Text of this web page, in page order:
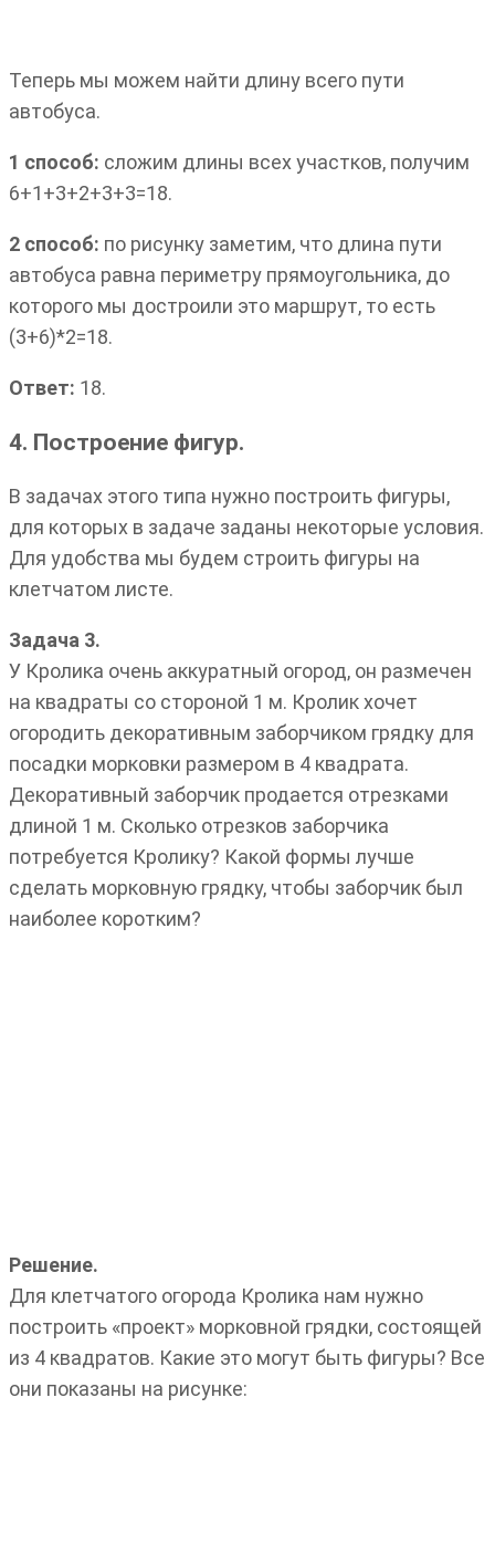
Теперь мы можем найти длину всего пути
автобуса.
1 способ: сложим длины всех участков, получим
6+1+3+2+3+3=18.
2 способ: по рисунку заметим, что длина пути
автобуса равна периметру прямоугольника, до
которого мы достроили это маршрут, то есть
(3+6)*2=18.
Ответ: 18.
4. Построение фигур.
В задачах этого типа нужно построить фигуры,
для которых в задаче заданы некоторые условия.
Для удобства мы будем строить фигуры на
клетчатом листе.
Задача 3.
У Кролика очень аккуратный огород, он размечен
на квадраты со стороной 1 м. Кролик хочет
огородить декоративным заборчиком грядку для
посадки морковки размером в 4 квадрата.
Декоративный заборчик продается отрезками
длиной 1 м. Сколько отрезков заборчика
потребуется Кролику? Какой формы лучше
сделать морковную грядку, чтобы заборчик был
наиболее коротким?
Решение.
Для клетчатого огорода Кролика нам нужно
построить «проект» морковной грядки, состоящей
из 4 квадратов. Какие это могут быть фигуры? Все
они показаны на рисунке: